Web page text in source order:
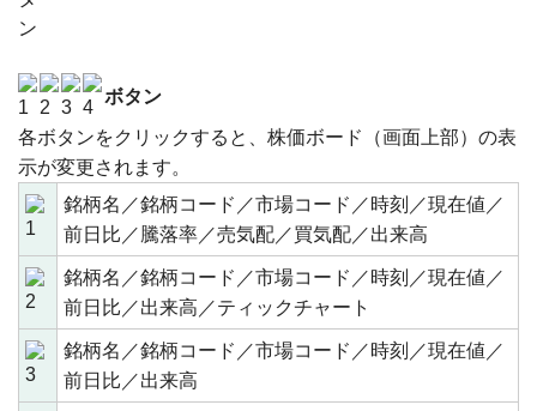
ボタン
各ボタンをクリックすると、株価ボード（画面上部）の表
示が変更されます。
銘柄名／銘柄コード／市場コード／時刻／現在値／
前日比／騰落率／売気配／買気配／出来高
銘柄名／銘柄コード／市場コード／時刻／現在値／
前日比／出来高／ティックチャート
銘柄名／銘柄コード／市場コード／時刻／現在値／
前日比／出来高